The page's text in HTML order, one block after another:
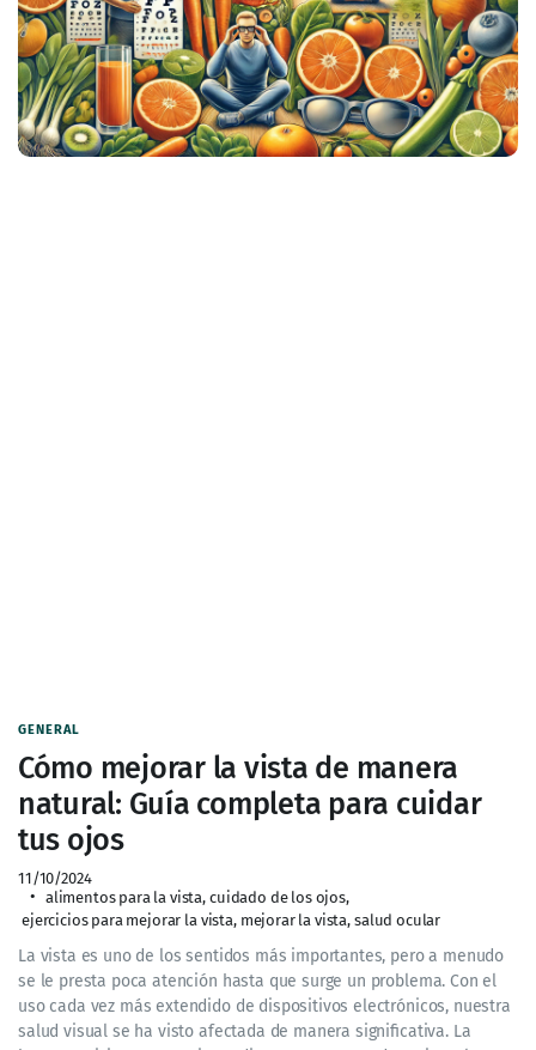
GENERAL
Cómo mejorar la vista de manera
natural: Guía completa para cuidar
tus ojos
11/10/2024
alimentos para la vista, cuidado de los ojos,
ejercicios para mejorar la vista, mejorar la vista, salud ocular
La vista es uno de los sentidos más importantes, pero a menudo
se le presta poca atención hasta que surge un problema. Con el
uso cada vez más extendido de dispositivos electrónicos, nuestra
salud visual se ha visto afectada de manera significativa. La